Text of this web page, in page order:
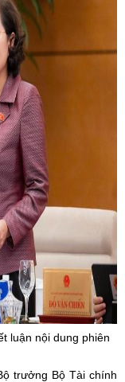
luận nội dung phiên
trưởng Bộ Tài chính